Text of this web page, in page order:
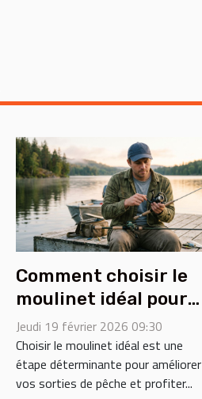
Comment choisir le
moulinet idéal pour
optimiser votre
expérience de pêche ?
Jeudi 19 février 2026 09:30
Choisir le moulinet idéal est une
étape déterminante pour améliorer
vos sorties de pêche et profiter...